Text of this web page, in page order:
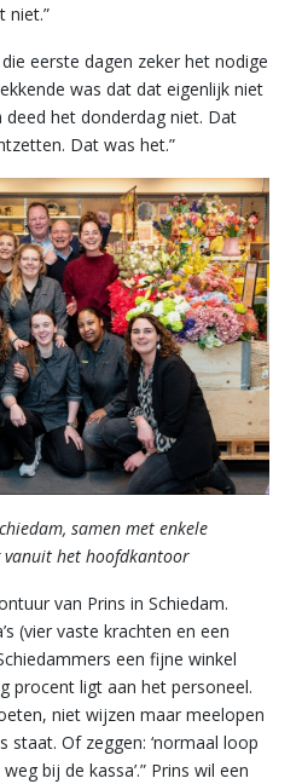
niet.”
eerste dagen zeker het nodige
was dat dat eigenlijk niet
deed het donderdag niet. Dat
Dat was het.”
samen met enkele
het hoofdkantoor
van Prins in Schiedam.
(vier vaste krachten en een
een fijne winkel
procent ligt aan het personeel.
niet wijzen maar meelopen
staat. Of zeggen: ‘normaal loop
bij de kassa’.” Prins wil een